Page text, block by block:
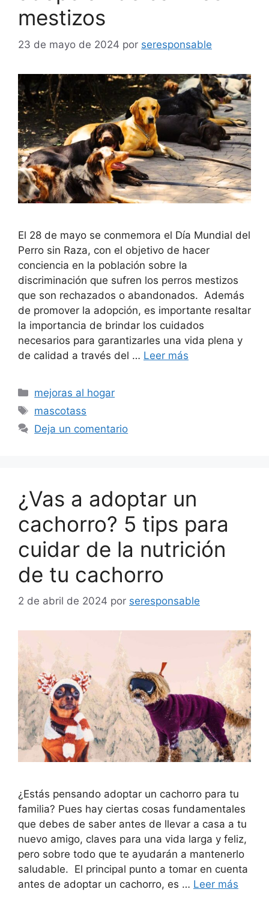
mestizos
23 de mayo de 2024 por seresponsable
El 28 de mayo se conmemora el Día Mundial del
Perro sin Raza, con el objetivo de hacer
conciencia en la población sobre la
discriminación que sufren los perros mestizos
que son rechazados o abandonados. Además
de promover la adopción, es importante resaltar
la importancia de brindar los cuidados
necesarios para garantizarles una vida plena y
de calidad a través del … Leer más
Categorías
mejoras al hogar
Etiquetas
mascotass
Deja un comentario
¿Vas a adoptar un
cachorro? 5 tips para
cuidar de la nutrición
de tu cachorro
2 de abril de 2024 por seresponsable
¿Estás pensando adoptar un cachorro para tu
familia? Pues hay ciertas cosas fundamentales
que debes de saber antes de llevar a casa a tu
nuevo amigo, claves para una vida larga y feliz,
pero sobre todo que te ayudarán a mantenerlo
saludable. El principal punto a tomar en cuenta
antes de adoptar un cachorro, es … Leer más